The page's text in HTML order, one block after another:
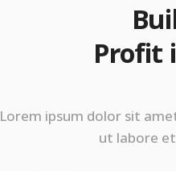
Profit
Lorem ipsum dolor sit
ut labore